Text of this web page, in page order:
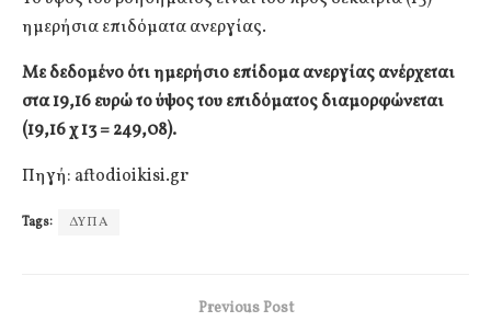
ημερήσια επιδόματα ανεργίας.
Με δεδομένο ότι ημερήσιο επίδομα ανεργίας ανέρχεται
στα 19,16 ευρώ το ύψος του επιδόματος διαμορφώνεται
(19,16 χ 13 = 249,08).
Πηγή: aftodioikisi.gr
Tags: ΔΥΠΑ
Previous Post